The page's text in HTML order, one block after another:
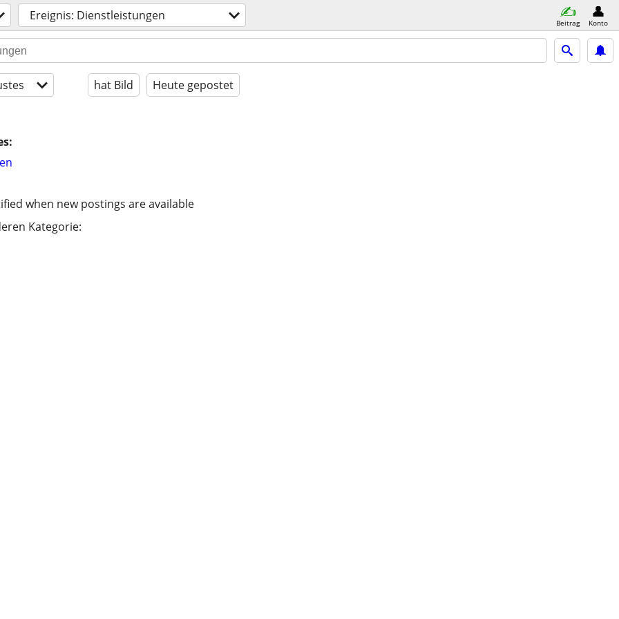
Ereignis: Dienstleistungen Beitrag Konto
hat Bild Heute gepostet
when new postings are available
Kategorie: